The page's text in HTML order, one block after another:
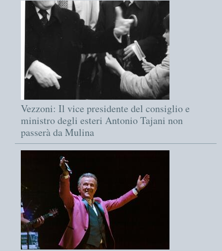
Vezzoni: Il vice presidente del consiglio e
ministro degli esteri Antonio Tajani non
passerà da Mulina